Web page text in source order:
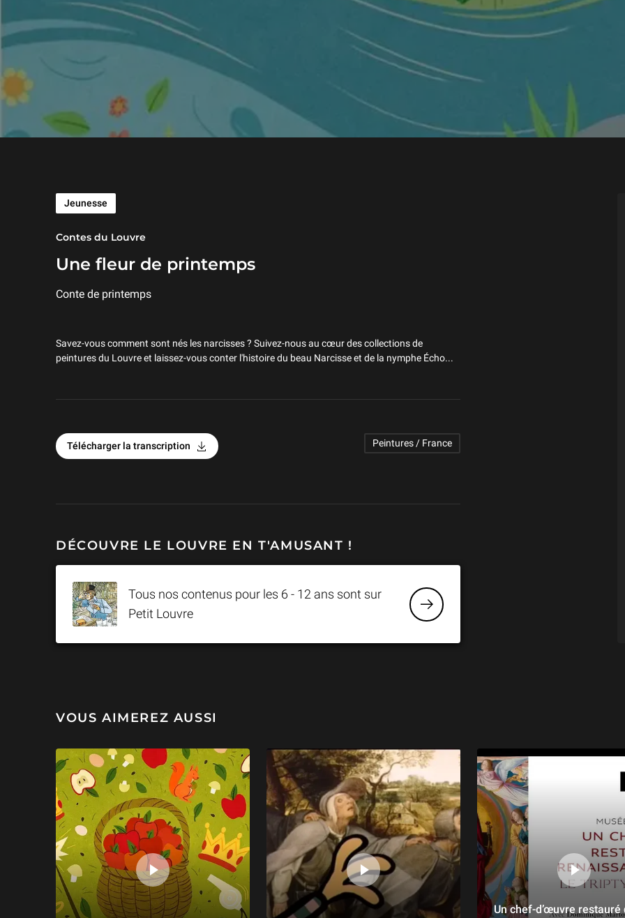
Une fleur de printemps
Jeunesse
Contes du Louvre
Conte de printemps
Savez-vous comment sont nés les narcisses ? Suivez-nous au cœur des collections de
peintures du Louvre et laissez-vous conter l'histoire du beau Narcisse et de la nymphe Écho...
Télécharger la transcription
Related Keywords Peintures / France
DÉCOUVRE LE LOUVRE EN T'AMUSANT !
Tous nos contenus pour les 6 - 12 ans sont sur
Petit Louvre
VOUS AIMEREZ AUSSI
Un chef-d’œuvre restauré